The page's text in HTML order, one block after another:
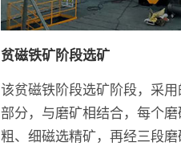
贫磁铁矿阶段选矿
该贫磁铁阶段选矿阶段，采
部分，与磨矿相结合，每个
粗、细磁选精矿，再经三段